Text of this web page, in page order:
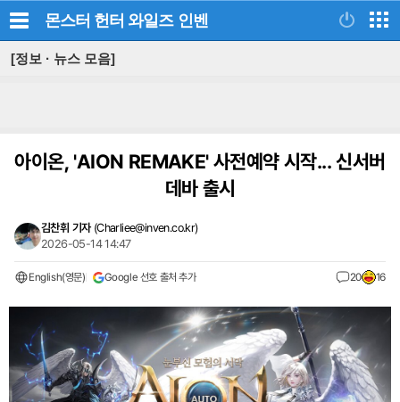
몬스터 헌터 와일즈 인벤
[정보 · 뉴스 모음]
아이온, 'AION REMAKE' 사전예약 시작... 신서버
데바 출시
김찬휘 기자 (Charliee@inven.co.kr)
2026-05-14 14:47
English(영문) Google 선호 출처 추가 20 16